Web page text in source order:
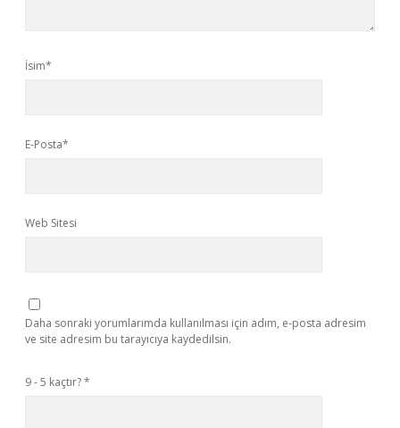
İsim*
E-Posta*
Web Sitesi
Daha sonraki yorumlarımda kullanılması için adım, e-posta adresim
ve site adresim bu tarayıcıya kaydedilsin.
9 - 5 kaçtır?*